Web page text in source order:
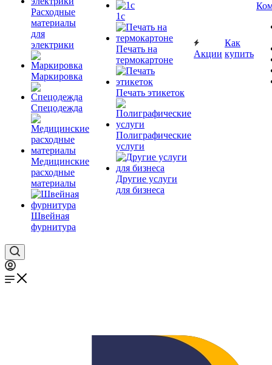
Расходные
материалы
для
электрики
Маркировка
Спецодежда
Медицинские
расходные
материалы
Швейная
фурнитура
1c
Печать на
термокартоне
Печать этикеток
Полиграфические
услуги
Другие услуги
для бизнеса
Акции
Как
купить